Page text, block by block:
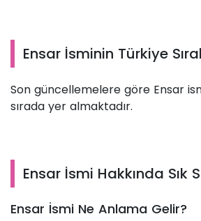
Ensar İsminin Türkiye
Son güncellemelere göre Ensar
sırada yer almaktadır.
Ensar İsmi Hakkında Sık
Ensar İsmi Ne Anlama Gelir?